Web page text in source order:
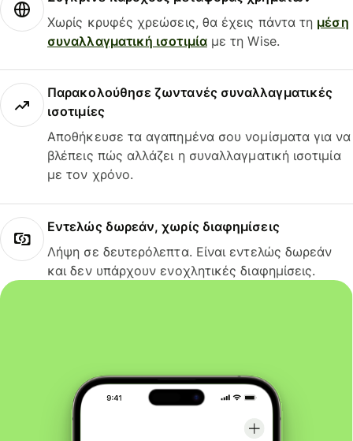
Χωρίς κρυφές χρεώσεις, θα έχεις πάντα τη μέση
συναλλαγματική ισοτιμίαμε τη Wise.
Παρακολούθησε ζωντανές συναλλαγματικές
ισοτιμίες
Αποθήκευσε τα αγαπημένα σου νομίσματα για να
βλέπεις πώς αλλάζει η συναλλαγματική ισοτιμία
με τον χρόνο.
Εντελώς δωρεάν, χωρίς διαφημίσεις
Λήψη σε δευτερόλεπτα. Είναι εντελώς δωρεάν
και δεν υπάρχουν ενοχλητικές διαφημίσεις.